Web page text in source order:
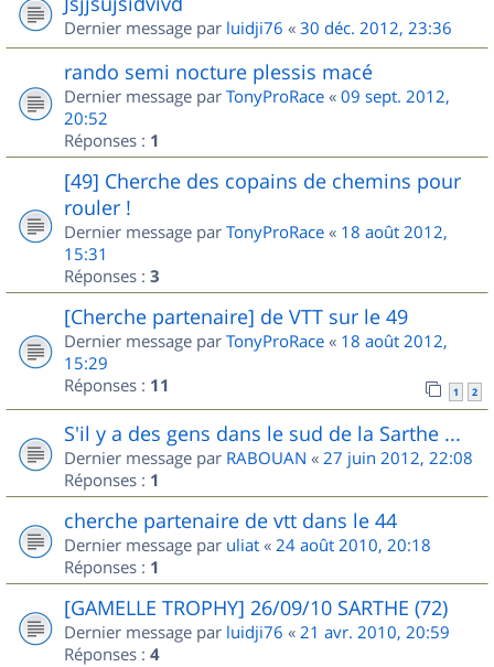
Dernier message par luidji76 « 30 déc. 2012, 23:36
rando semi nocture plessis macé
Dernier message par TonyProRace « 09 sept. 2012,
20:52
Réponses : 1
[49] Cherche des copains de chemins pour
rouler !
Dernier message par TonyProRace « 18 août 2012,
15:31
Réponses : 3
[Cherche partenaire] de VTT sur le 49
Dernier message par TonyProRace « 18 août 2012,
15:29
Réponses : 11 1 2
S'il y a des gens dans le sud de la Sarthe ...
Dernier message par RABOUAN « 27 juin 2012, 22:08
Réponses : 1
cherche partenaire de vtt dans le 44
Dernier message par uliat « 24 août 2010, 20:18
Réponses : 1
[GAMELLE TROPHY] 26/09/10 SARTHE (72)
Dernier message par luidji76 « 21 avr. 2010, 20:59
Réponses : 4